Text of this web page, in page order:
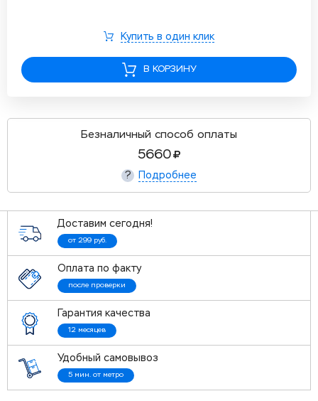
Купить в один клик
В КОРЗИНУ
5660
Безналичный способ оплаты
? Подробнее
Доставим сегодня!
от 299 руб.
Оплата по факту
после проверки
Гарантия качества
12 месяцев
Удобный самовывоз
5 мин. от метро